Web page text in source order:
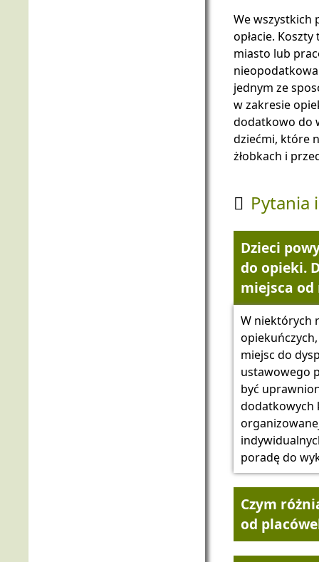
We wszystkich
opłacie.
miasto lub
jednym ze
w zakresie
dodatkowo do
dziećmi, które
żłobkach i
 Pytania
Dzieci
do opieki.
miejsca od
W niektórych
miejsc do
ustawowego
być
dodatkowych
poradę do
Czym
od